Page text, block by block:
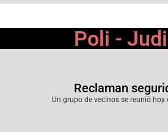
Poli -
Reclaman
Un grupo de vecinos se reunió